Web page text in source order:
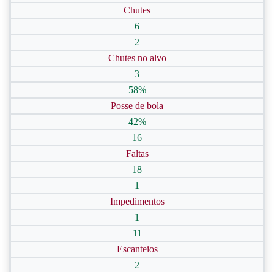
Chutes
6
2
Chutes no alvo
3
58%
Posse de bola
42%
16
Faltas
18
1
Impedimentos
1
11
Escanteios
2